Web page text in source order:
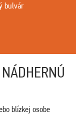
bulvár
blízkej osobe